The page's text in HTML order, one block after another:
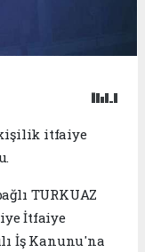
kişilik itfaiye
TURKUAZ
İtfaiye
İş Kanunu'na